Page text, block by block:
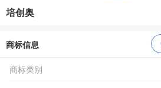
培创奥
商标信息
商标类别